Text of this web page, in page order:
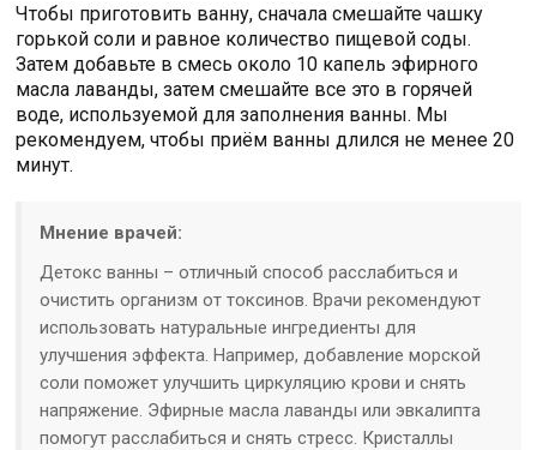
Чтобы приготовить ванну, сначала смешайте чашку
горькой соли и равное количество пищевой соды.
Затем добавьте в смесь около 10 капель эфирного
масла лаванды, затем смешайте все это в горячей
воде, используемой для заполнения ванны. Мы
рекомендуем, чтобы приём ванны длился не менее 20
минут.
Мнение врачей:
Детокс ванны – отличный способ расслабиться и
очистить организм от токсинов. Врачи рекомендуют
использовать натуральные ингредиенты для
улучшения эффекта. Например, добавление морской
соли поможет улучшить циркуляцию крови и снять
напряжение. Эфирные масла лаванды или эвкалипта
помогут расслабиться и снять стресс. Кристаллы